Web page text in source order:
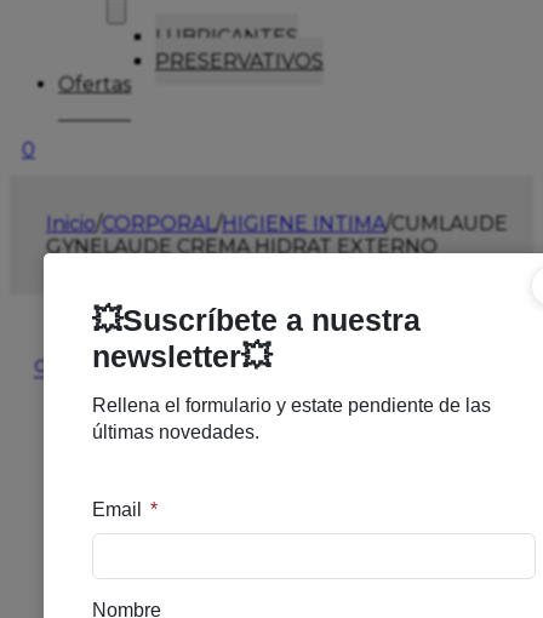
LUBRICANTES
PRESERVATIVOS
Ofertas
0
Inicio/CORPORAL/HIGIENE INTIMA/CUMLAUDE
GYNELAUDE CREMA HIDRAT EXTERNO
🔍